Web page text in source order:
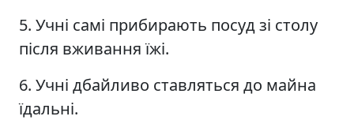
5. Учні самі прибирають посуд зі столу
після вживання їжі.
6. Учні дбайливо ставляться до майна
їдальні.